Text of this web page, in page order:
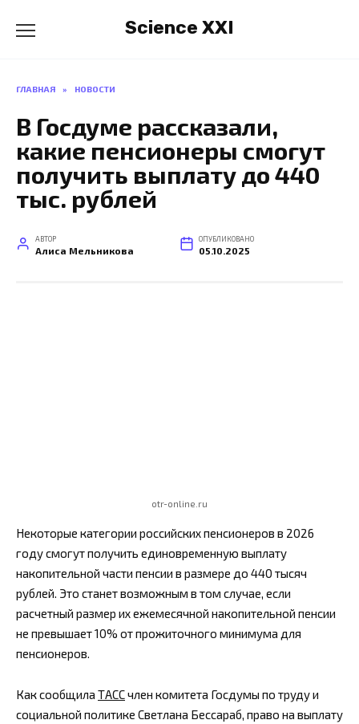
содержанию
Science XXI
ГЛАВНАЯ » НОВОСТИ
В Госдуме рассказали,
какие пенсионеры смогут
получить выплату до 440
тыс. рублей
АВТОР
Алиса Мельникова
ОПУБЛИКОВАНО
05.10.2025
otr-online.ru
Некоторые категории российских пенсионеров в 2026
году смогут получить единовременную выплату
накопительной части пенсии в размере до 440 тысяч
рублей. Это станет возможным в том случае, если
расчетный размер их ежемесячной накопительной пенсии
не превышает 10% от прожиточного минимума для
пенсионеров.
Как сообщила ТАССчлен комитета Госдумы по труду и
социальной политике Светлана Бессараб, право на выплату